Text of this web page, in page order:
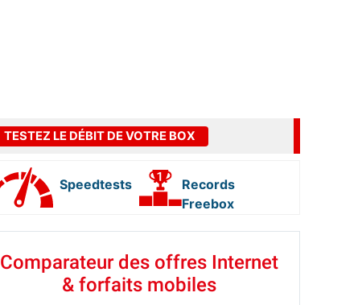
TESTEZ LE DÉBIT DE VOTRE BOX
Speedtests
Records
Freebox
Comparateur des offres Internet
& forfaits mobiles